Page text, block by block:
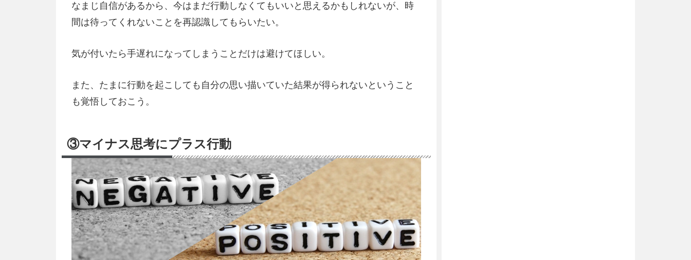
なまじ自信があるから、今はまだ行動しなくてもいいと思えるかもしれないが、時
間は待ってくれないことを再認識してもらいたい。
気が付いたら手遅れになってしまうことだけは避けてほしい。
また、たまに行動を起こしても自分の思い描いていた結果が得られないということ
も覚悟しておこう。
③マイナス思考にプラス行動